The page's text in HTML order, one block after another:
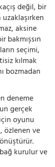
değil, bir
aksine
bakmışsın
seçimi,
kılmak
bozmadan
deneme
gerçek
oyunu
özlenen ve
kurulur ve